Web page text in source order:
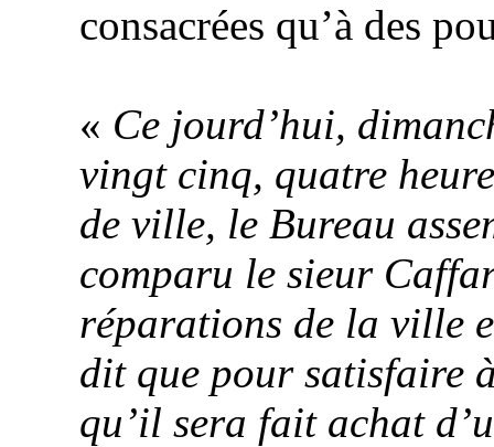
consacrées qu’à des
« Ce jourd’hui,
vingt cinq, quatre
de ville, le Bureau
comparu le sieur
réparations de la ville
dit que pour satisfaire
qu’il sera fait achat